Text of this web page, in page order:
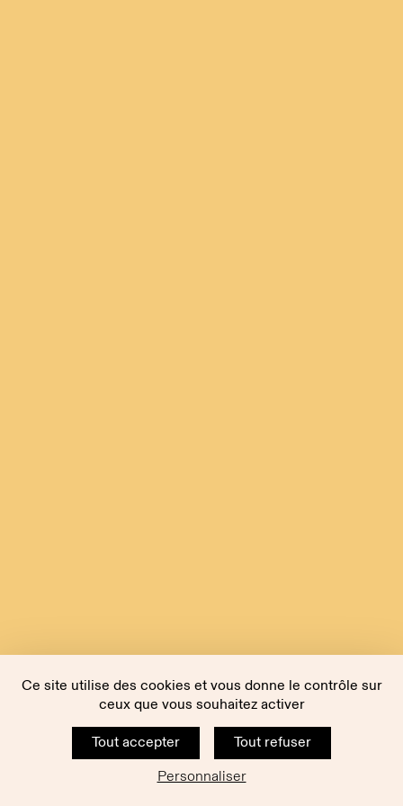
Ce site utilise des cookies et vous donne le contrôle sur
ceux que vous souhaitez activer
Tout accepter
Tout refuser
Personnaliser